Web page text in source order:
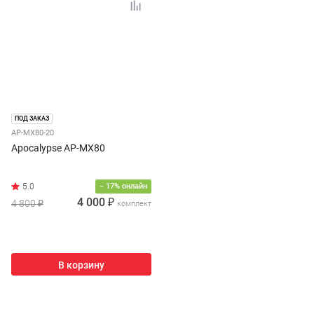
ПОД ЗАКАЗ
AP-MX80-20
Apocalypse AP-MX80
− 17% онлайн
4 800 ₽ 4 000 ₽ комплект
В корзину